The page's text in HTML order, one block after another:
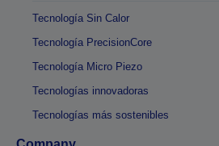
Tecnología Sin Calor
Tecnología PrecisionCore
Tecnología Micro Piezo
Tecnologías innovadoras
Tecnologías más sostenibles